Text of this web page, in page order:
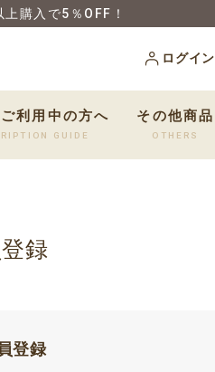
購入で5％OFF！
ログイン
利用中の方へ
GUIDE
その他商品
OTHERS
録
登録